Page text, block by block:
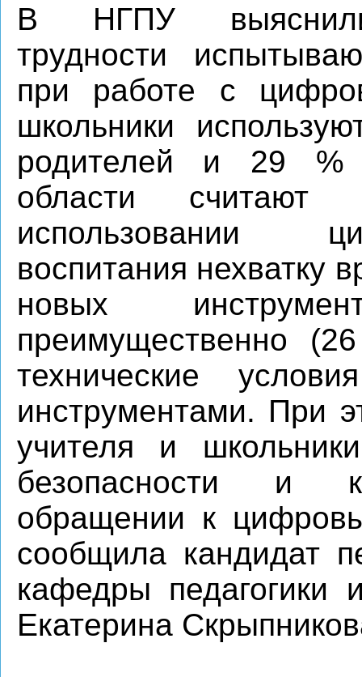
В НГПУ
трудности
при работе с
школьники
родителей и 29 %
области считают
использовании
воспитания нехватку
новых
преимущественно
технические
инструментами. При
учителя и
безопасности и
обращении к
сообщила кандидат
кафедры
Екатерина